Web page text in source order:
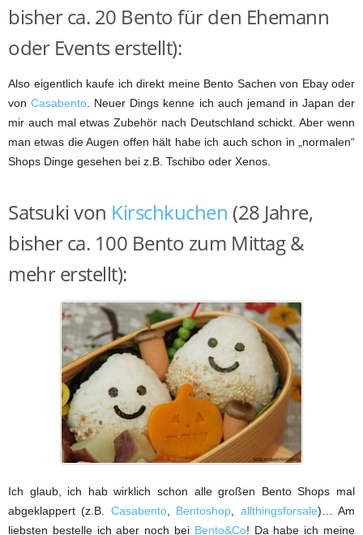
bisher ca. 20 Bento für den Ehemann
oder Events erstellt):
Also eigentlich kaufe ich direkt meine Bento Sachen von Ebay oder
vonCasabento . Neuer Dings kenne ich auch jemand in Japan der
mir auch mal etwas Zubehör nach Deutschland schickt. Aber wenn
man etwas die Augen offen hält habe ich auch schon in „normalen“
Shops Dinge gesehen bei z.B. Tschibo oder Xenos.
Satsuki von Kirschkuchen (28 Jahre,
bisher ca. 100 Bento zum Mittag &
mehr erstellt):
Ich glaub, ich hab wirklich schon alle großen Bento Shops mal
abgeklappert (z.B. Casabento, Bentoshop, allthingsforsale)… Am
liebsten bestelle ich aber noch bei Bento&Co! Da habe ich meine